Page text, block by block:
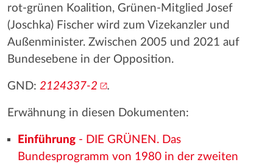
rot-grünen Koalition, Grünen-Mitglied Josef
(Joschka) Fischer wird zum Vizekanzler und
Außenminister. Zwischen 2005 und 2021 auf
Bundesebene in der Opposition.
GND: 2124337-2 .
Erwähnung in diesen Dokumenten:
Einführung- DIE GRÜNEN. Das
Bundesprogramm von 1980 in der zweiten